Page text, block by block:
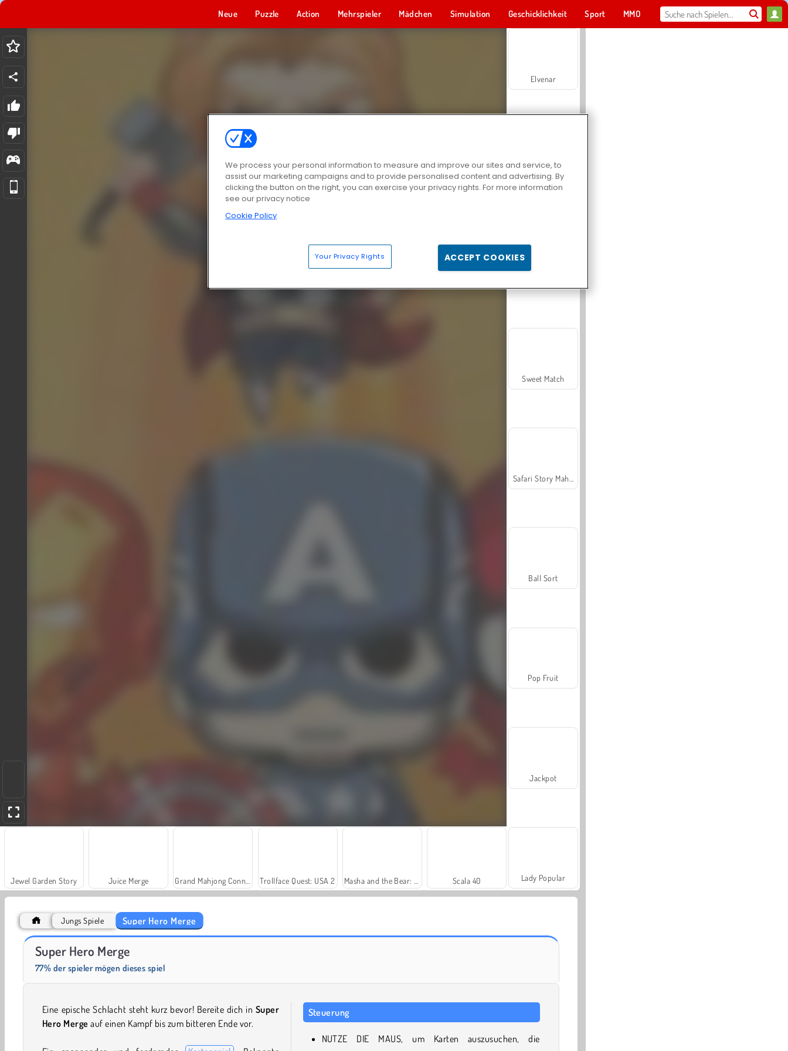
Neue Puzzle Action Mehrspieler Mädchen Simulation Geschicklichkeit Sport MMO
Jewel Garden Story Juice Merge Trollface Quest: USA 2 Scala 40
Solitaire Social
Elvenar
Sweet Match
Ball Sort
Pop Fruit
Jackpot
Lady Popular
Jungs Spiele Super Hero Merge
Super Hero Merge
77% der spieler mögen dieses spiel
Eine epische Schlacht steht kurz bevor! Bereite dich in Super
Hero Merge auf einen Kampf bis zum bitteren Ende vor.
Steuerung
NUTZE DIE MAUS, um Karten auszusuchen, die
We process your personal information to measure and improve our sites and service, to
assist our marketing campaigns and to provide personalised content and advertising. By
clicking the button on the right, you can exercise your privacy rights. For more information
see our privacy notice
Cookie Policy
Your Privacy Rights ACCEPT COOKIES